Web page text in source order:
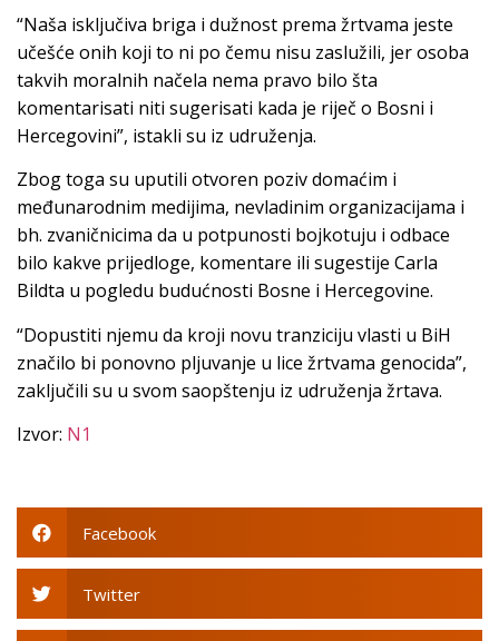
“Naša isključiva briga i dužnost prema žrtvama jeste
učešće onih koji to ni po čemu nisu zaslužili, jer osoba
takvih moralnih načela nema pravo bilo šta
komentarisati niti sugerisati kada je riječ o Bosni i
Hercegovini”, istakli su iz udruženja.
Zbog toga su uputili otvoren poziv domaćim i
međunarodnim medijima, nevladinim organizacijama i
bh. zvaničnicima da u potpunosti bojkotuju i odbace
bilo kakve prijedloge, komentare ili sugestije Carla
Bildta u pogledu budućnosti Bosne i Hercegovine.
“Dopustiti njemu da kroji novu tranziciju vlasti u BiH
značilo bi ponovno pljuvanje u lice žrtvama genocida”,
zaključili su u svom saopštenju iz udruženja žrtava.
Izvor: N1
Facebook
Twitter